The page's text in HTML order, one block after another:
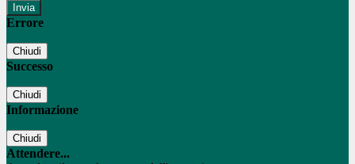
Errore
Chiudi
Successo
Chiudi
Informazione
Chiudi
Attendere...